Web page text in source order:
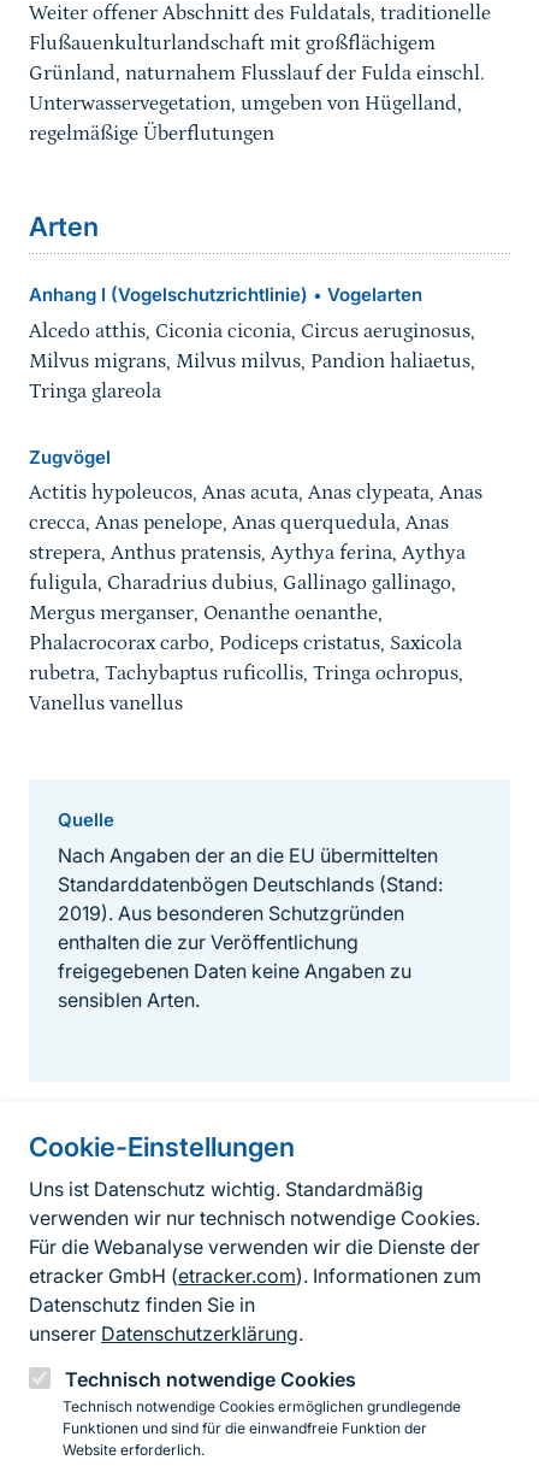
Cookie-Einstellungen
Uns ist Datenschutz wichtig. Standardmäßig
verwenden wir nur technisch notwendige Cookies.
Für die Webanalyse verwenden wir die Dienste der
etracker GmbH (etracker.com). Informationen zum
Datenschutz finden Sie in
unserer Datenschutzerklärung.
Technisch notwendige Cookies
Technisch notwendige Cookies ermöglichen grundlegende
Funktionen und sind für die einwandfreie Funktion der
Website erforderlich.
Weiter offener Abschnitt des Fuldatals, traditionelle
Flußauenkulturlandschaft mit großflächigem
Grünland, naturnahem Flusslauf der Fulda einschl.
Unterwasservegetation, umgeben von Hügelland,
regelmäßige Überflutungen
Arten
Anhang I (Vogelschutzrichtlinie) • Vogelarten
Alcedo atthis, Ciconia ciconia, Circus aeruginosus,
Milvus migrans, Milvus milvus, Pandion haliaetus,
Tringa glareola
Zugvögel
Actitis hypoleucos, Anas acuta, Anas clypeata, Anas
crecca, Anas penelope, Anas querquedula, Anas
strepera, Anthus pratensis, Aythya ferina, Aythya
fuligula, Charadrius dubius, Gallinago gallinago,
Mergus merganser, Oenanthe oenanthe,
Phalacrocorax carbo, Podiceps cristatus, Saxicola
rubetra, Tachybaptus ruficollis, Tringa ochropus,
Vanellus vanellus
Quelle
Nach Angaben der an die EU übermittelten
Standarddatenbögen Deutschlands (Stand:
2019). Aus besonderen Schutzgründen
enthalten die zur Veröffentlichung
freigegebenen Daten keine Angaben zu
sensiblen Arten.
Informationen zur Seite
FußzeileKontakt zum BfN
Kontaktformular
Erklärung zur Barrierefreiheit
Impressum
Datenschutz